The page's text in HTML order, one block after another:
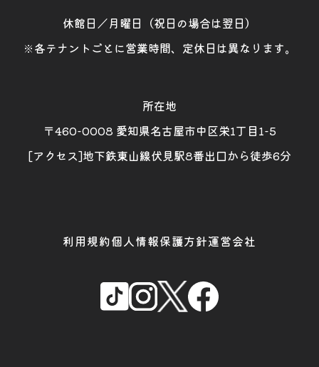
休館日／月曜日（祝日の場合は翌日）
※各テナントごとに営業時間、定休日は異なります。
所在地
〒460-0008 愛知県名古屋市中区栄1丁目1-5
[アクセス]地下鉄東山線伏見駅8番出口から徒歩6分
利用規約個人情報保護方針運営会社